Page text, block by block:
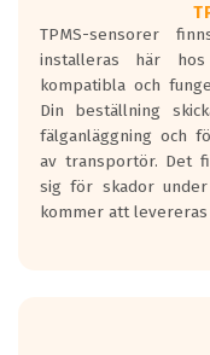
godkända för år
Ett däck med en
minst tre decibel
regelverk som börjar
TPMS-sensorer
installeras här
kompatibla och
Din beställning
fälganläggning och
av transportör. Det
sig för skador
kommer att